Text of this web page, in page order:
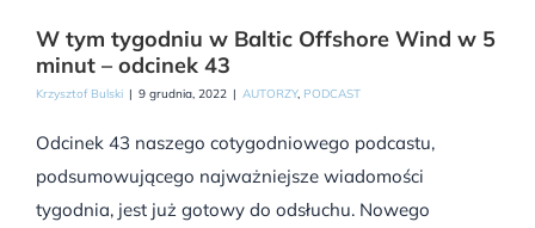
W tym tygodniu w Baltic Offshore Wind w 5
minut – odcinek 43
Krzysztof Bulski | 9 grudnia, 2022 | AUTORZY, PODCAST
Odcinek 43 naszego cotygodniowego podcastu,
podsumowującego najważniejsze wiadomości
tygodnia, jest już gotowy do odsłuchu. Nowego